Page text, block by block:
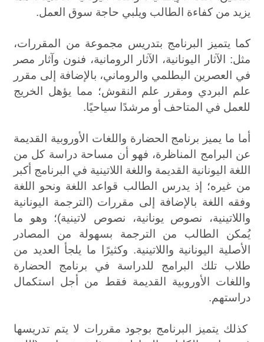
الساعات المكتبية
يزيد من كفاءة الطالب ويلبي حاجة سوق العمل.
كما يتميز البرنامج بتدريس مجموعة من المقررات،
مثل: الآثار اليونانية، الآثار الرومانية، فنون وآثار مصر
في العصرين البطلمي والروماني، بالإضافة إلى مقرر
علم البردي ومقرر علم النقوش؛ مما يؤهل الخريج
للعمل في المتاحف أو مرشدًا سياحيًا.
أما ما يميز برنامج الحضارة واللغات الأوروبية القديمة
عن البرامج المناظرة، فهو أن مساحة دراسة كل من
اللغة اليونانية القديمة واللغة اللاتينية في البرنامج أكبر
من غيره؛ إذ يدرس الطالب قواعد اللغة ونحو اللغة
وفقه اللغة بالإضافة إلى مقررات (الترجمة اليونانية
واللاتينية، نصوص يونانية، نصوص لاتينية)؛ وهو ما
يُمكن الطالب من الترجمة بسهولة من المصادر
الأصلية اليونانية واللاتينية. وكثيرًا ما يلجأ العديد من
طلاب تلك البرامج للدراسة في برنامج الحضارة
واللغات الأوروبية القديمة فقط من أجل استكمال
دراستهم.
كذلك يتميز البرنامج بوجود مقررات لا يتم تدريسها